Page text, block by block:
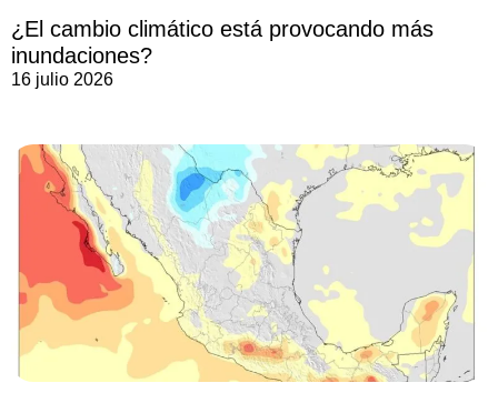
¿El cambio climático está provocando más
inundaciones?
16 julio 2026